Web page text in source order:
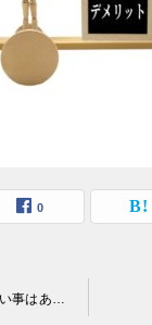
0
読書を続けた結果良い事はある？やっぱり読書ってした方がいいの？